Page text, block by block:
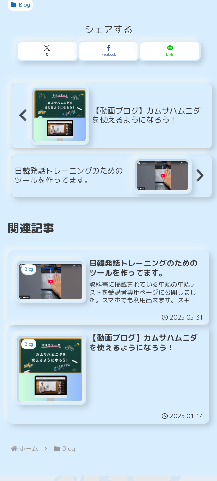
Blog
シェアする
X Facebook LINE
【動画ブログ】カムサハムニダ
を使えるようになろう！
日韓発話トレーニングのための
ツールを作ってます。
関連記事
Blog
日韓発話トレーニングのための
ツールを作ってます。
教科書に掲載されている単語の単語テ
ストを受講者専用ページに公開しまし
た。スマホでも利用出来ます。スキッ
話せるように、少しでも負担が無く勉
強出来るように意識しています。
2025.05.31
Blog
【動画ブログ】カムサハムニダ
を使えるようになろう！
2025.01.14
ホーム Blog